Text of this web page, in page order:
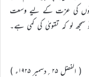
کی عزت کے لیے وسعت
سمجھ لو کہ تقویٰ کی کمی ہے۔
( الفضل ۲۵؍دسمبر ۱۹۲۵ء )